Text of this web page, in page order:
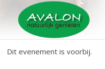
Dit evenement is voorbij.